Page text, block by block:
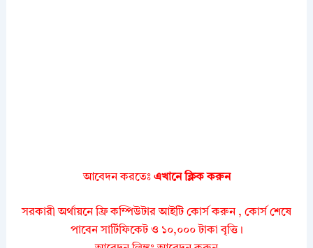
আবেদন করতেঃ এখানে ক্লিক করুন
সরকারী অর্থায়নে ফ্রি কম্পিউটার আইটি কোর্স করুন , কোর্স শেষে
পাবেন সার্টিফিকেট ও ১০,০০০ টাকা বৃত্তি।